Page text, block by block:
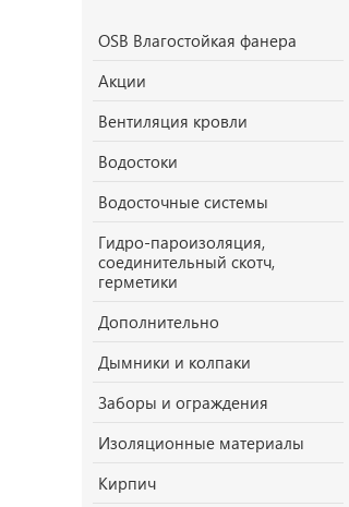
OSB Влагостойкая фанера
Акции
Вентиляция кровли
Водостоки
Водосточные системы
Гидро-пароизоляция,
соединительный скотч,
герметики
Дополнительно
Дымники и колпаки
Заборы и ограждения
Изоляционные материалы
Кирпич